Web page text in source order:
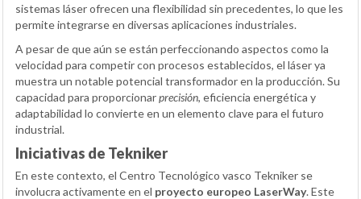
sistemas láser ofrecen una flexibilidad sin precedentes, lo que les
permite integrarse en diversas aplicaciones industriales.
A pesar de que aún se están perfeccionando aspectos como la
velocidad para competir con procesos establecidos, el láser ya
muestra un notable potencial transformador en la producción. Su
capacidad para proporcionarprecisión, eficiencia energética y
adaptabilidad lo convierte en un elemento clave para el futuro
industrial.
Iniciativas de Tekniker
En este contexto, el Centro Tecnológico vasco Tekniker se
involucra activamente en el proyecto europeo LaserWay. Este